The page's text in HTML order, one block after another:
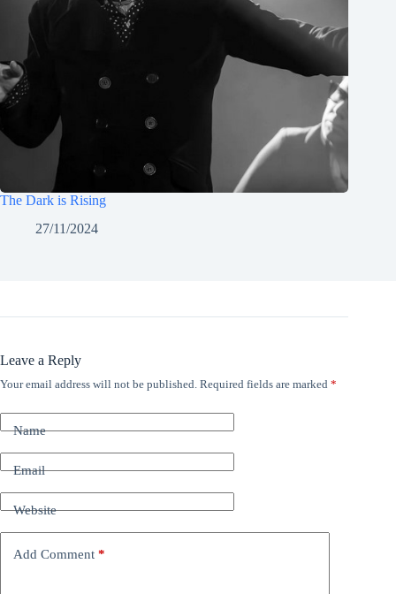
The Dark is Rising
27/11/2024
Leave a Reply
Your email address will not be published. Required fields are marked *
Name
Email
Website
Add Comment *